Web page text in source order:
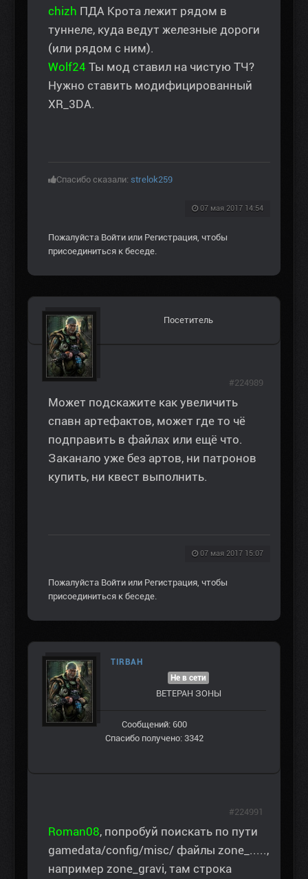
chizh ПДА Крота лежит рядом в
туннеле, куда ведут железные дороги
(или рядом с ним).
Wolf24 Ты мод ставил на чистую ТЧ?
Нужно ставить модифицированный
XR_3DA.
Спасибо сказали: strelok259
07 мая 2017 14:54
Пожалуйста Войти или Регистрация , чтобы
присоединиться к беседе.
Посетитель
Может подскажите как увеличить
спавн артефактов, может где то чё
подправить в файлах или ещё что.
Заканало уже без артов, ни патронов
купить, ни квест выполнить.
07 мая 2017 15:07
#224989
Пожалуйста Войти или Регистрация , чтобы
присоединиться к беседе.
TIRBAH
Не в сети
ВЕТЕРАН ЗOНЫ
Сообщений: 600
Спасибо получено: 3342
Roman08, попробуй поискать по пути
gamedata/config/misc/ файлы zone_.....,
например zone_gravi, там строка
#224991